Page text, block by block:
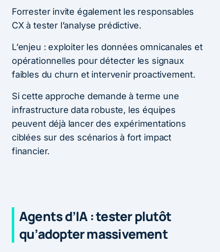
Forrester invite également les responsables
CX à tester l’analyse prédictive.
L’enjeu : exploiter les données omnicanales et
opérationnelles pour détecter les signaux
faibles du churn et intervenir proactivement.
Si cette approche demande à terme une
infrastructure data robuste, les équipes
peuvent déjà lancer des expérimentations
ciblées sur des scénarios à fort impact
financier.
Agents d’IA : tester plutôt
qu’adopter massivement